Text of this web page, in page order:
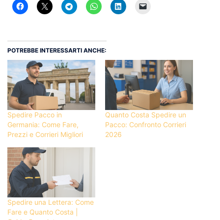
POTREBBE INTERESSARTI ANCHE:
Spedire Pacco in
Germania: Come Fare,
Prezzi e Corrieri Migliori
Quanto Costa Spedire un
Pacco: Confronto Corrieri
2026
Spedire una Lettera: Come
Fare e Quanto Costa |